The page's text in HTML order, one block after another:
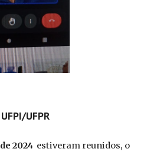
UFPR
2024 estiveram reunidos, o